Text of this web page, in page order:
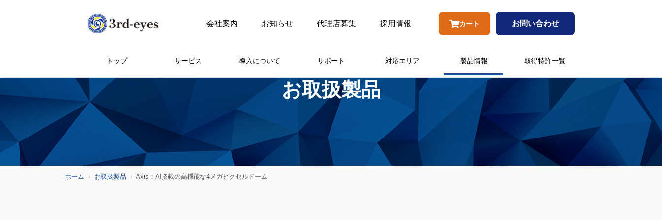
会社案内 お知らせ 代理店募集 採用情報 カート お問い合わせ
トップ サービス 導入について サポート 対応エリア 製品情報 取得特許一覧
お取扱製品
ホーム お取扱製品 Axis：AI搭載の高機能な4メガピクセルドーム